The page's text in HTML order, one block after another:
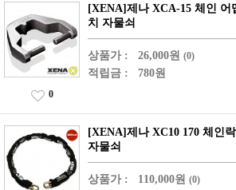
[XENA]제나 XCA-15 체인 어
치 자물쇠
상품가 : 26,000원 (0)
적립금 : 780원
0
[XENA]제나 XC10 170 체인
자물쇠
상품가 : 110,000원 (0)